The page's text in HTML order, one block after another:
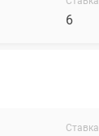
6
Ставка